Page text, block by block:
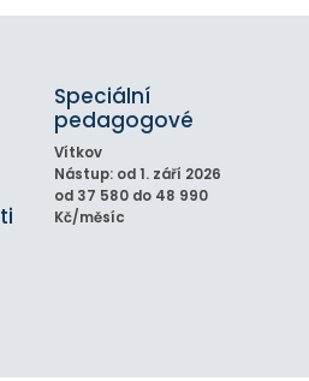
Speciální
pedagogové
Vítkov
Nástup: od 1. září 2026
od 37 580 do 48 990
Kč/měsíc